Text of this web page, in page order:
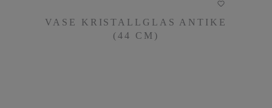
VASE KRISTALLGLAS ANTIKE
(44 CM)
(44 CM)